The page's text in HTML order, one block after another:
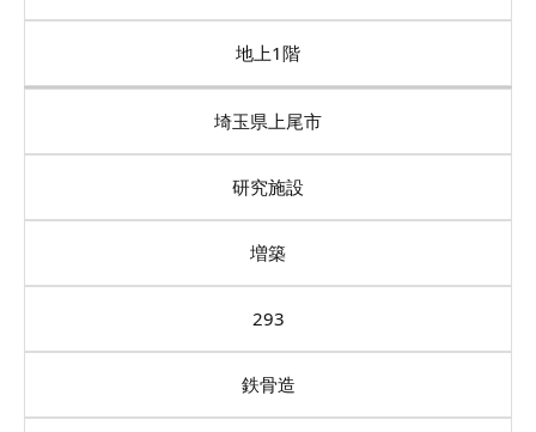
地上1階
埼玉県上尾市
研究施設
増築
293
鉄骨造